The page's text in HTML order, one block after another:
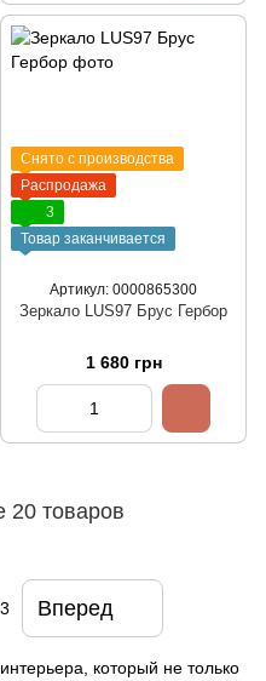
Снято с производства
Распродажа
3
Товар заканчивается
Артикул: 0000865300
Зеркало LUS97 Брус Гербор
1 680 грн
20 товаров
Вперед
который не только